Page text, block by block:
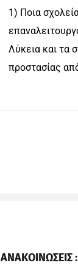
1) Ποια
Λύκεια και τα
προστασίας
ΑΝΑΚΟΙΝΩΣΕΙΣ :